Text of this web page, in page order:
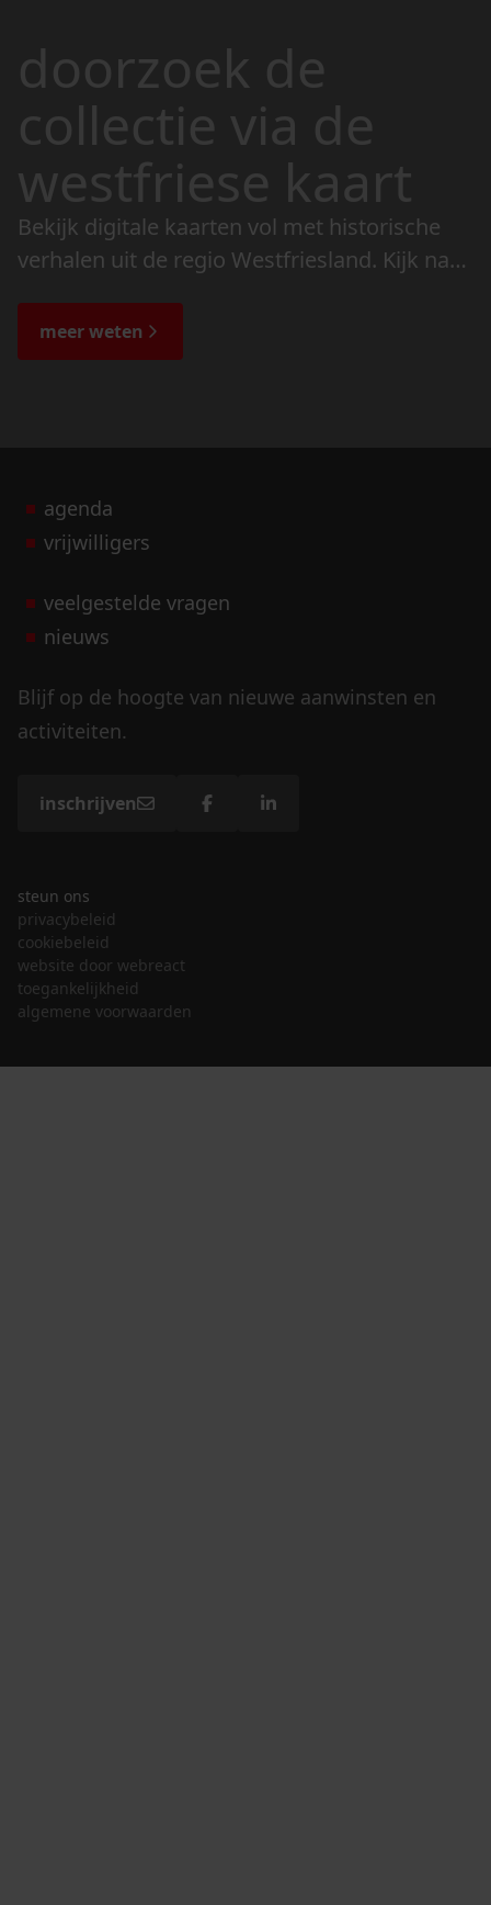
doorzoek de
collectie via de
westfriese kaart
Bekijk digitale kaarten vol met historische
verhalen uit de regio Westfriesland. Kijk naar
de bijzondere verhalen.
meer weten
agenda
vrijwilligers
veelgestelde vragen
nieuws
Blijf op de hoogte van nieuwe aanwinsten en
activiteiten.
inschrijven
steun ons
privacybeleid
cookiebeleid
website door webreact
toegankelijkheid
algemene voorwaarden